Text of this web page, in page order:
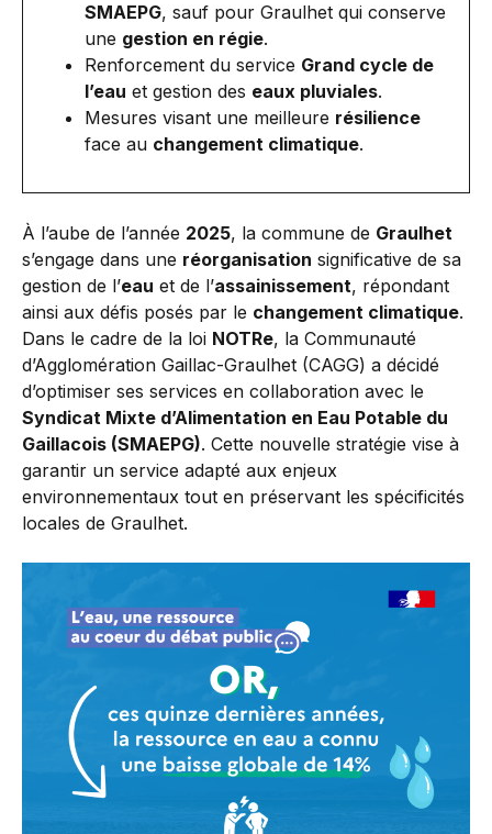
SMAEPG, sauf pour Graulhet qui conserve
une gestion en régie.
Renforcement du service Grand cycle de
l’eau et gestion des eaux pluviales.
Mesures visant une meilleure résilience
face au changement climatique.
À l’aube de l’année 2025, la commune de Graulhet
s’engage dans une réorganisation significative de sa
gestion de l’eau et de l’assainissement, répondant
ainsi aux défis posés par le changement climatique.
Dans le cadre de la loi NOTRe, la Communauté
d’Agglomération Gaillac-Graulhet (CAGG) a décidé
d’optimiser ses services en collaboration avec le
Syndicat Mixte d’Alimentation en Eau Potable du
Gaillacois (SMAEPG). Cette nouvelle stratégie vise à
garantir un service adapté aux enjeux
environnementaux tout en préservant les spécificités
locales de Graulhet.